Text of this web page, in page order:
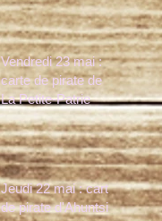
Vendredi 23 mai :
carte de pirate de
La Petite-Patrie
Jeudi 22 mai : carte
de pirate d'Ahuntsic